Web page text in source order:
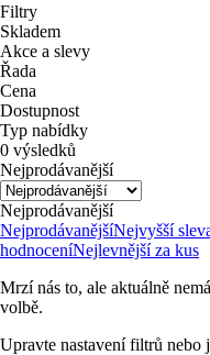
Filtry
Skladem
Akce a slevy
Řada
Cena
Dostupnost
Typ nabídky
0 výsledků
Nejprodávanější
Nejprodávanější
NejprodávanějšíNejvyšší
hodnoceníNejlevnější za kus
Mrzí nás to, ale aktuálně
volbě.
Upravte nastavení filtrů nebo